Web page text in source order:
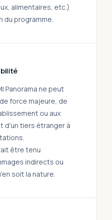
alimentaires, etc.)
du programme.
Panorama ne peut
force majeure, de
ou aux
d'un tiers étranger à
être tenu
indirects ou
soit la nature.